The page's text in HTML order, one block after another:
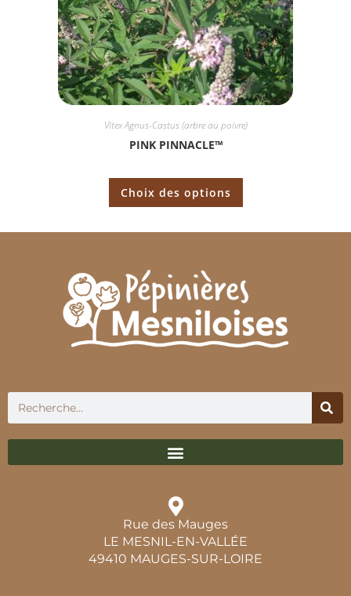
Vitex Agnus-Castus (arbre au poivre)
PINK PINNACLE™
Choix des options
Rue des Mauges
LE MESNIL-EN-VALLÉE
49410 MAUGES-SUR-LOIRE